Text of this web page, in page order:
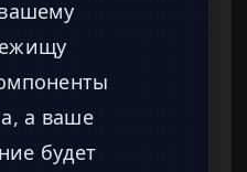
а ваше
будет